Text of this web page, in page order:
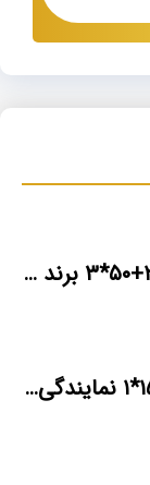
کابل آلومینیومی زمینی ۲۵+۵۰*۳ برند ماهان
کابل آلومینیومی زمینی ۱۵۰*۱ نمایندگی فروش